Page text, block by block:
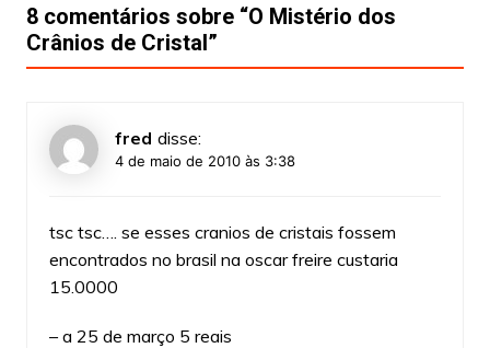
8 comentários sobre “O Mistério dos
Crânios de Cristal”
fred disse:
4 de maio de 2010 às 3:38
tsc tsc…. se esses cranios de cristais fossem
encontrados no brasil na oscar freire custaria
15.0000
– a 25 de março 5 reais